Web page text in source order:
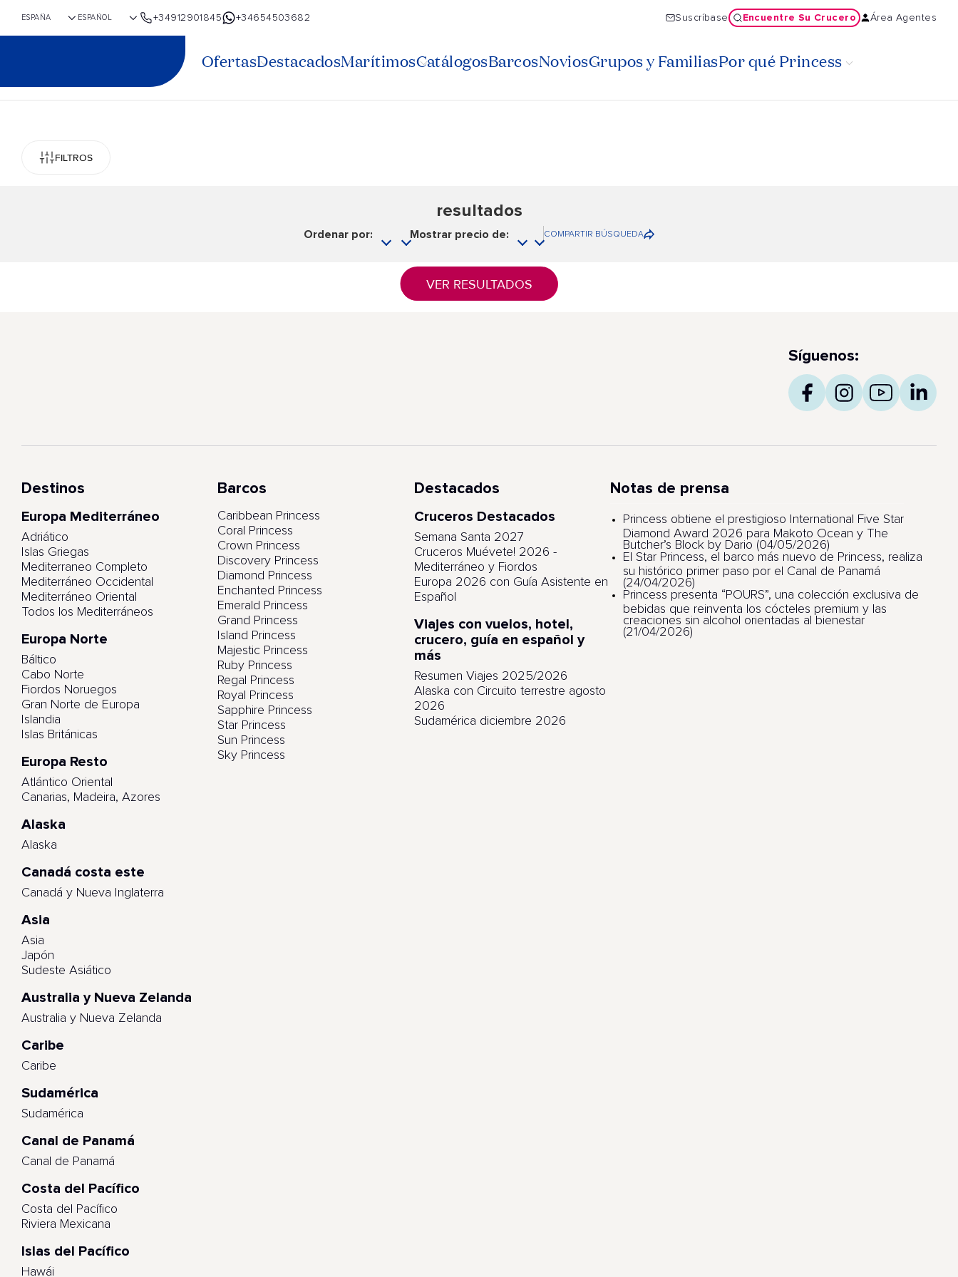
+34912901845 +34654503682 Suscríbase Encuentre Su Crucero Área Agentes
OfertasDestacadosMarítimosCatálogosBarcosNoviosGrupos y FamiliasPor qué Princess
FILTROS
resultados
Ordenar por: Mostrar precio de: COMPARTIR BÚSQUEDA
VER RESULTADOS
Síguenos:
Destinos
Europa Mediterráneo
Adriático
Islas Griegas
Mediterraneo Completo
Mediterráneo Occidental
Mediterráneo Oriental
Todos los Mediterráneos
Europa Norte
Báltico
Cabo Norte
Fiordos Noruegos
Gran Norte de Europa
Islandia
Islas Británicas
Europa Resto
Atlántico Oriental
Canarias, Madeira, Azores
Alaska
Alaska
Canadá costa este
Canadá y Nueva Inglaterra
Asia
Asia
Japón
Sudeste Asiático
Australia y Nueva Zelanda
Australia y Nueva Zelanda
Caribe
Caribe
Sudamérica
Sudamérica
Canal de Panamá
Canal de Panamá
Costa del Pacífico
Costa del Pacífico
Riviera Mexicana
Islas del Pacífico
Hawái
Barcos
Caribbean Princess
Coral Princess
Crown Princess
Discovery Princess
Diamond Princess
Enchanted Princess
Emerald Princess
Grand Princess
Island Princess
Majestic Princess
Ruby Princess
Regal Princess
Royal Princess
Sapphire Princess
Star Princess
Sun Princess
Sky Princess
Destacados
Cruceros Destacados
Semana Santa 2027
Cruceros Muévete! 2026 -
Mediterráneo y Fiordos
Europa 2026 con Guía Asistente en
Español
Viajes con vuelos, hotel,
crucero, guía en español y
más
Resumen Viajes 2025/2026
Alaska con Circuito terrestre agosto
2026
Sudamérica diciembre 2026
Notas de prensa
Princess obtiene el prestigioso International Five Star
Diamond Award 2026 para Makoto Ocean y The
Butcher’s Block by Dario (04/05/2026)
El Star Princess, el barco más nuevo de Princess, realiza
su histórico primer paso por el Canal de Panamá
(24/04/2026)
Princess presenta “POURS”, una colección exclusiva de
bebidas que reinventa los cócteles premium y las
creaciones sin alcohol orientadas al bienestar
(21/04/2026)